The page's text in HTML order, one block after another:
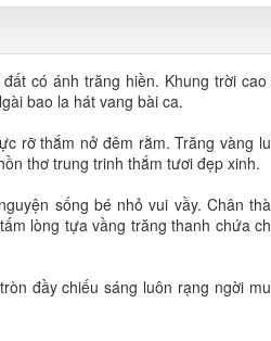
có ánh trăng hiền. Khung trời cao
bao la hát vang bài ca.
rỡ thắm nở đêm rằm. Trăng vàng
thơ trung trinh thắm tươi đẹp xinh.
sống bé nhỏ vui vầy. Chân
lòng tựa vầng trăng thanh chứa
đầy chiếu sáng luôn rạng ngời